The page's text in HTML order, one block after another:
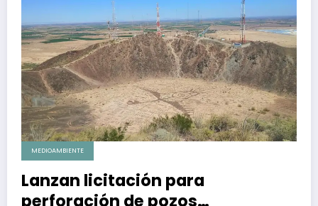
MEDIOAMBIENTE
Lanzan licitación para
perforación de pozos